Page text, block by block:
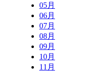
05月
06月
07月
08月
09月
10月
11月